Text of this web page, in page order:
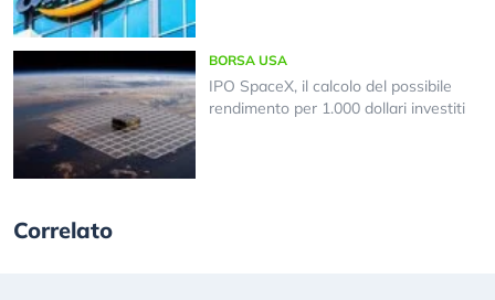
BORSA USA
IPO SpaceX, il calcolo del possibile
rendimento per 1.000 dollari investiti
Correlato